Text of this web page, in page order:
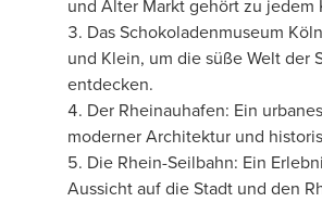
und Alter Markt gehört zu jedem
Das Schokoladenmuseum
und Klein, um die süße Welt der
entdecken.
Der Rheinauhafen: Ein
moderner Architektur und
Die Rhein-Seilbahn: Ein
Aussicht auf die Stadt und den